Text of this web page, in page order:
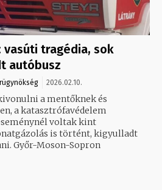
tragédia, sok
autóbusz
2026.02.10.
a mentőknek és
a katasztrófavédelem
voltak kint
is történt, kigyulladt